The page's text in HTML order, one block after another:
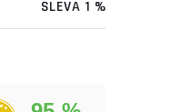
SLEVA 1 %